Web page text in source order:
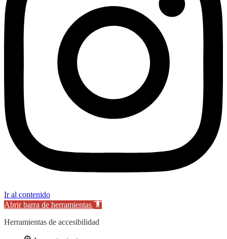
Ir al contenido
Abrir barra de herramientas
Herramientas de accesibilidad